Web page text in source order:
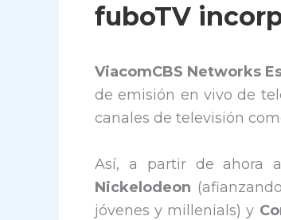
fuboTV
ViacomCBS Networks
de emisión en vivo de
canales de televisión
Así, a partir de ahora
Nickelodeon
jóvenes y millenials) y